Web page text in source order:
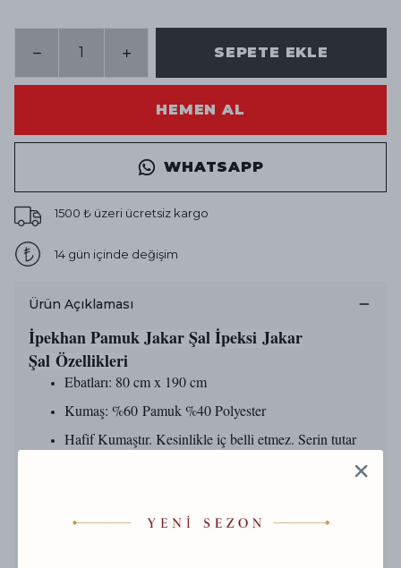
SEPETE EKLE
HEMEN AL
WHATSAPP
1500 ₺ üzeri ücretsiz kargo
14 gün içinde değişim
Ürün Açıklaması
İpekhan Pamuk Jakar Şalİpeksi Jakar
Şal Özellikleri
Ebatları: 80 cm x 190 cm
Kumaş: %60 Pamuk %40 Polyester
Hafif Kumaştır. Kesinlikle iç belli etmez. Serin tutar
Rahat Kumaş Yapısı İle Nefes Alır ve Kolay Şekil Alır
Baskı: Baskızı Düz